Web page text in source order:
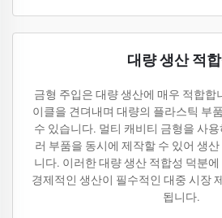
대량 생산 적
금형 주입은 대량 생산에 매우 적합합
이클을 견뎌내며 대량의 플라스틱 부
수 있습니다. 멀티 캐비티 금형을 사
러 부품을 동시에 제작할 수 있어 생
니다. 이러한 대량 생산 적합성 덕분
경제적인 생산이 필수적인 대중 시장
됩니다.